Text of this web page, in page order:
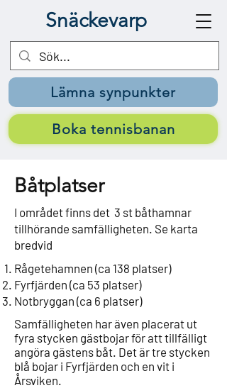
Snäckevarp
Lämna synpunkter
Boka tennisbanan
Båtplatser
I området finns det 3 st båthamnar
tillhörande samfälligheten. Se karta
bredvid
Rågetehamnen (ca 138 platser)
Fyrfjärden (ca 53 platser)
Notbryggan (ca 6 platser)
Samfälligheten har även placerat ut
fyra stycken gästbojar för att tillfälligt
angöra gästens båt. Det är tre stycken
blå bojar i Fyrfjärden och en vit i
Årsviken.